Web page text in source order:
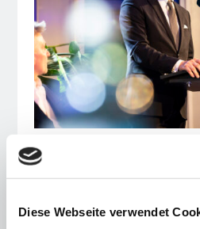
Diese Webseite verwendet
Standortfaktoren und
Auch die Frage nach der